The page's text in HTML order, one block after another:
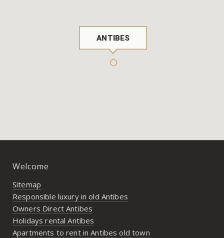
ANTIBES
Welcome
Sitemap
Responsible luxury in old Antibes
Owners Direct Antibes
Holidays rental Antibes
Apartments to rent in Antibes old town